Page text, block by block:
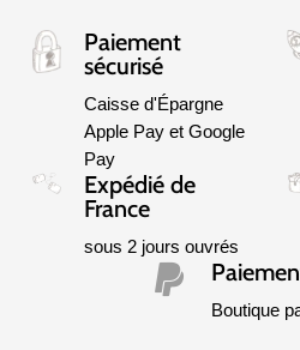
Paiement
sécurisé
Caisse d'Épargne
Apple Pay et Google
Pay
Expédié de
France
sous 2 jours ouvrés

Boutique